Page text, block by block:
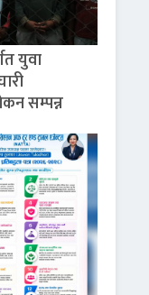
युवा
सम्पन्न